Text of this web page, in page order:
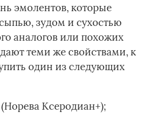
эмолентов, которые
зудом и сухостью
аналогов или похожих
теми же свойствами, к
один из следующих
Ксеродиан+);